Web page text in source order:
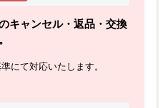
キャンセル・返品・交換
にて対応いたします。